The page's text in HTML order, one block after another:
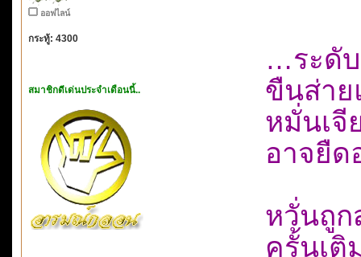
ออฟไลน์
กระทู้: 4300
สมาชิกดีเด่นประจำเดือนนี้..
…ระดับ
ขืนส่าย
หมั่นเจี
อาจยืด
หวั่นถูก
ครั้นเติ